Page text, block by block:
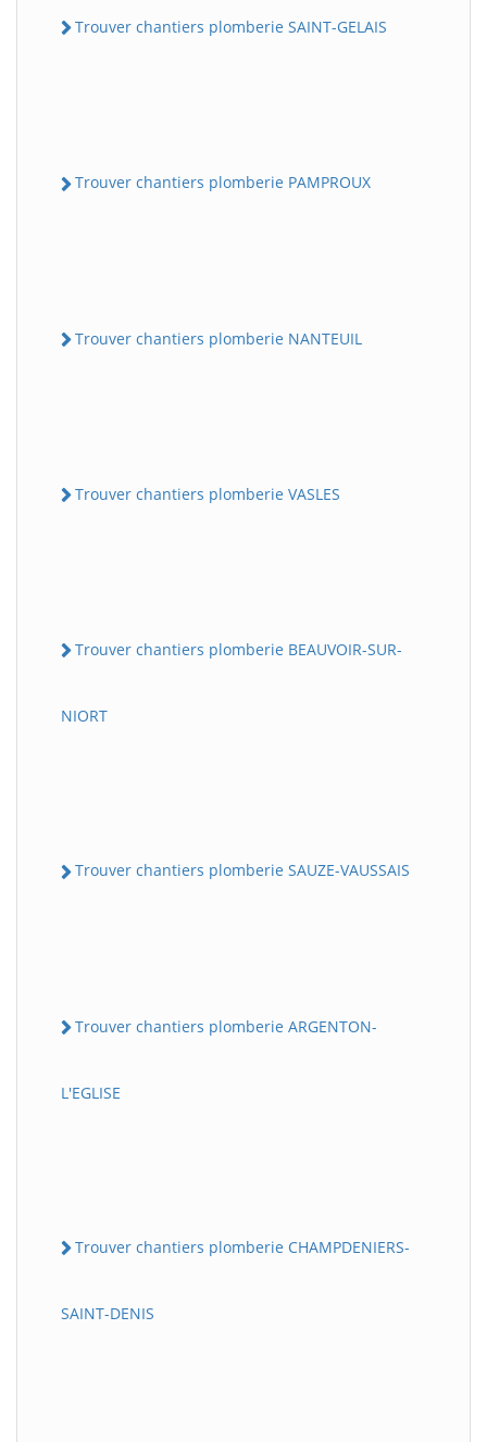
Trouver chantiers plomberie SAINT-GELAIS
Trouver chantiers plomberie PAMPROUX
Trouver chantiers plomberie NANTEUIL
Trouver chantiers plomberie VASLES
Trouver chantiers plomberie BEAUVOIR-SUR-
NIORT
Trouver chantiers plomberie SAUZE-VAUSSAIS
Trouver chantiers plomberie ARGENTON-
L'EGLISE
Trouver chantiers plomberie CHAMPDENIERS-
SAINT-DENIS